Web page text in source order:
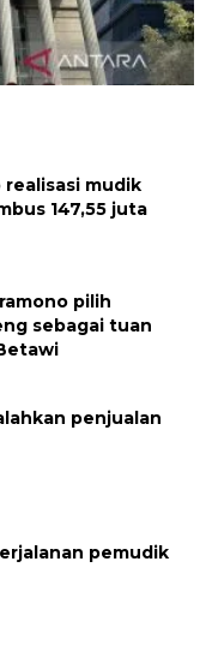
perihal isbat
mudik
147,55 juta
pilih
sebagai tuan
penjualan
pemudik